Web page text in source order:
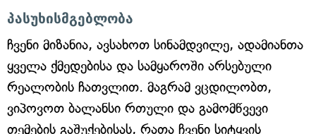
პასუხისმგებლობა
ჩვენი მიზანია, ავსახოთ სინამდვილე, ადამიანთა
ყველა ქმედებისა და სამყაროში არსებული
რეალობის ჩათვლით. მაგრამ ვცდილობთ,
ვიპოვოთ ბალანსი რთული და გამომწვევი
თემების გაშუქებისას, რათა ჩვენი სიტყვის